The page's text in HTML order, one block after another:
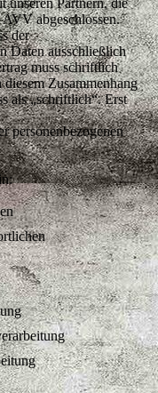
unseren Partnern, die
abgeschlossen.
der
Daten ausschließlich
muss schriftlich
Zusammenhang
als „schriftlich“. Erst
personenbezogenen